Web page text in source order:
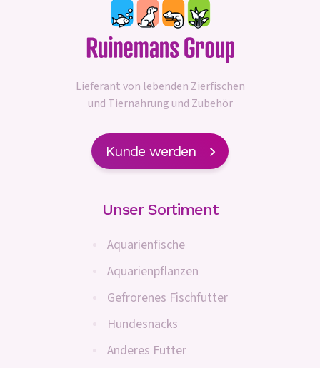
Lieferant von lebenden Zierfischen
und Tiernahrung und Zubehör
Kunde werden
Unser Sortiment
Aquarienfische
Aquarienpflanzen
Gefrorenes Fischfutter
Hundesnacks
Anderes Futter